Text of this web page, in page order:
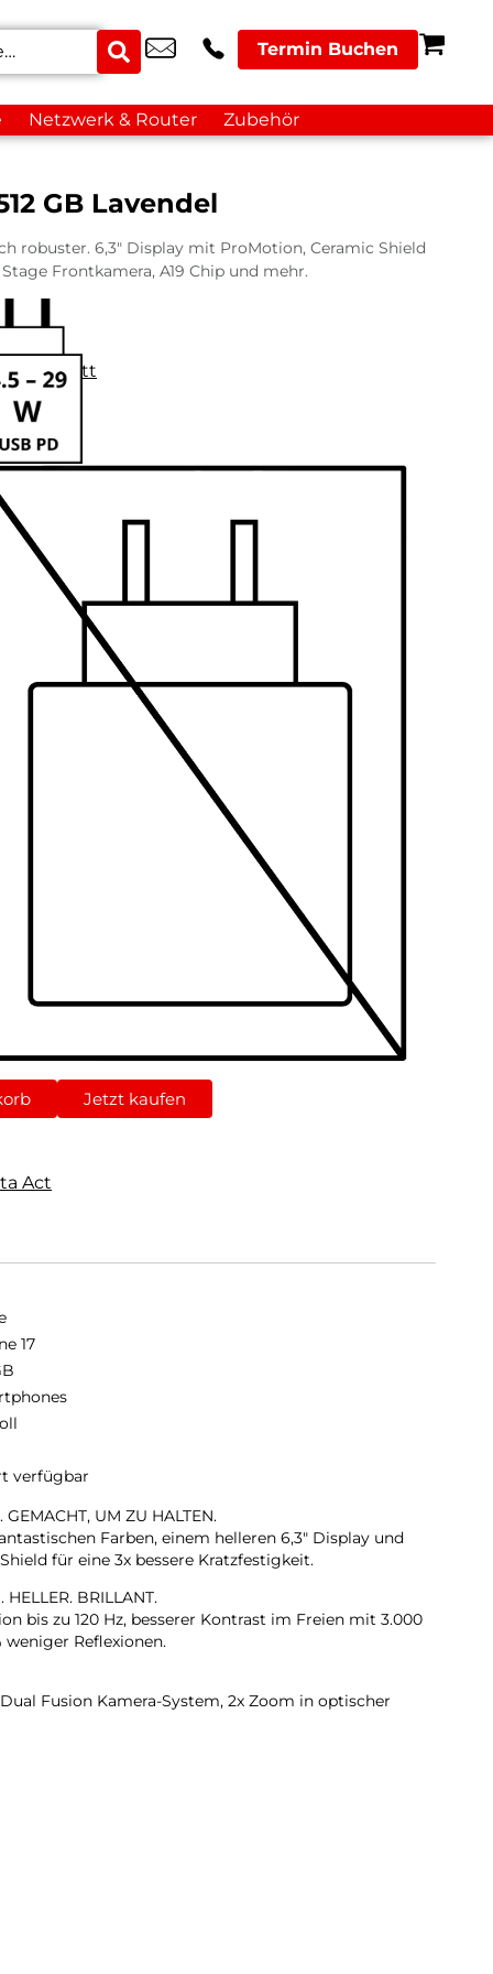
Termin Buchen
Netzwerk & Router Zubehör
GB Lavendel
robuster. 6,3″ Display mit ProMotion, Ceramic Shield
Frontkamera, A19 Chip und mehr.
Jetzt kaufen
Act
17
verfügbar
GEMACHT, UM ZU HALTEN.
Farben, einem helleren 6,3″ Display und
für eine 3x bessere Kratzfestigkeit.
HELLER. BRILLANT.
bis zu 120 Hz, besserer Kontrast im Freien mit 3.000
Reflexionen.
Fusion Kamera-System, 2x Zoom in optischer
Kamera machst du